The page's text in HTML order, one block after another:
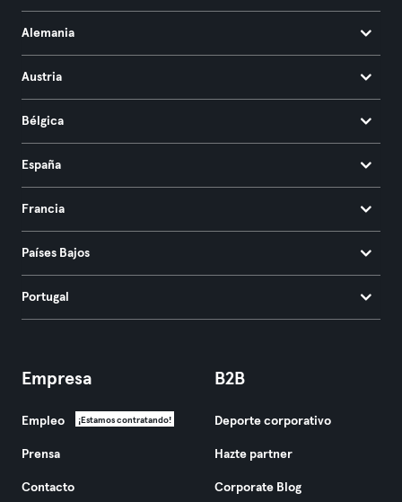
Alemania
Austria
Bélgica
España
Francia
Países Bajos
Portugal
Empresa
Empleo ¡Estamos contratando!
Prensa
Contacto
B2B
Deporte corporativo
Hazte partner
Corporate Blog